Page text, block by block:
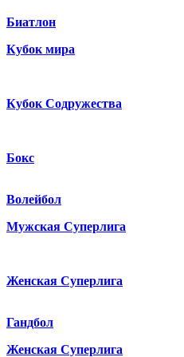
Биатлон
Кубок мира
Кубок Содружества
Бокс
Волейбол
Мужская Суперлига
Женская Суперлига
Гандбол
Женская Суперлига